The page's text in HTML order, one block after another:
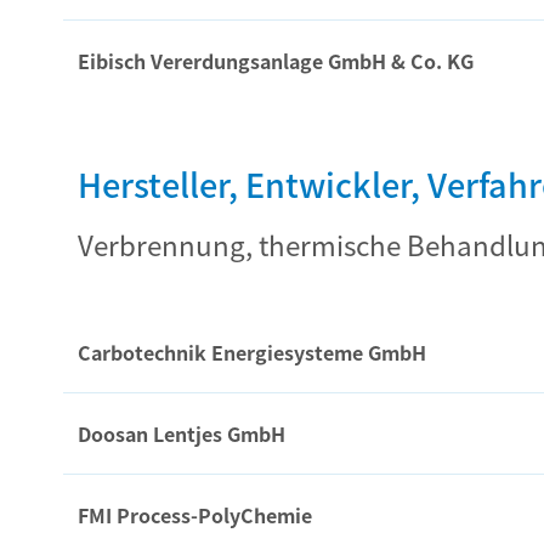
Eibisch Vererdungsanlage GmbH & Co. KG
Hersteller, Entwickler,
Verbrennung, thermische
Carbotechnik Energiesysteme GmbH
Doosan Lentjes GmbH
FMI Process-PolyChemie